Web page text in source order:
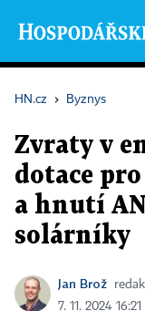
HN.cz › Byznys
Zvraty v
dotace
a hnutí
solárníky
Jan Brož
7. 11. 2024